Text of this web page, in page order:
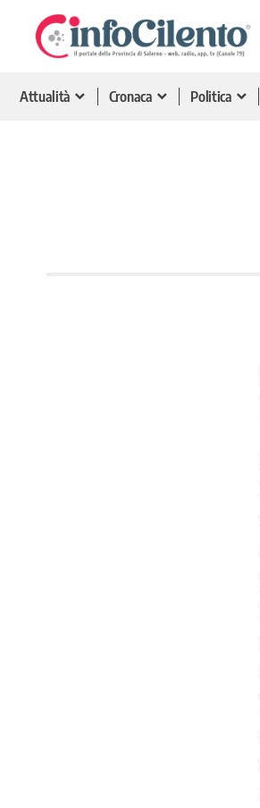
Attualità Cronaca Politica